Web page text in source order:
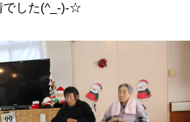
でした(^_-)-☆